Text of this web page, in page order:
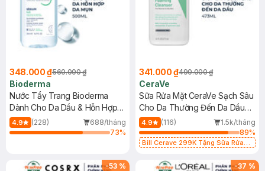
348.000 ₫560.000 ₫
Bioderma
Nước Tẩy Trang Bioderma
Dành Cho Da Dầu & Hỗn Hợp
500ml
4.9 (228)
688/tháng
73%
341.000 ₫490.000 ₫
CeraVe
Sữa Rửa Mặt CeraVe Sạch Sâu
Cho Da Thường Đến Da Dầu
473ml
4.9 (116)
1.5k/tháng
89%
Bill Cerave 299K Tặng Sữa Rửa
-53 % -37 %